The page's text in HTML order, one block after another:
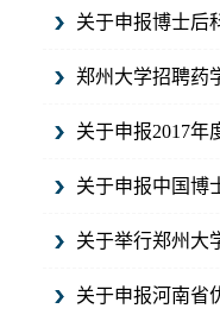
关于申报博士后
郑州大学招聘药
关于申报2017年
关于申报中国博
关于举行郑州大
关于申报河南省